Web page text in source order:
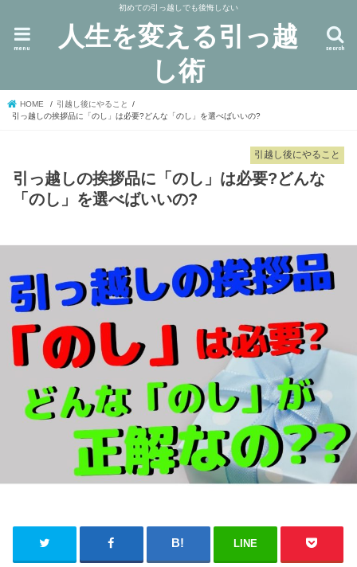
初めての引っ越しでも後悔しない
人生を変える引っ越
し術
search
menu
HOME
引越し後にやること
引っ越しの挨拶品に「のし」は必要?どんな「のし」を選べばいいの?
引越し後にやること
引っ越しの挨拶品に「のし」は必要?どんな
「のし」を選べばいいの?
LINE